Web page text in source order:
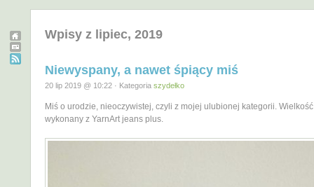
Wpisy z lipiec, 2019
Niewyspany, a nawet śpiący miś
20 lip 2019 @ 10:22 · Kategoria szydełko
Miś o urodzie, nieoczywistej, czyli z mojej ulubionej kategorii.
wykonany z YarnArt jeans plus.